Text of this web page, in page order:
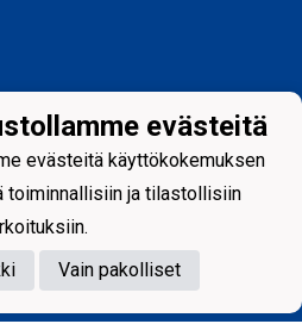
evästeitä
evästeitä käyttökokemuksen
toiminnallisiin ja tilastollisiin
Vain pakolliset